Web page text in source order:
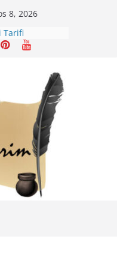
8, 2026
– Sivas
Tarifi
Tarifi